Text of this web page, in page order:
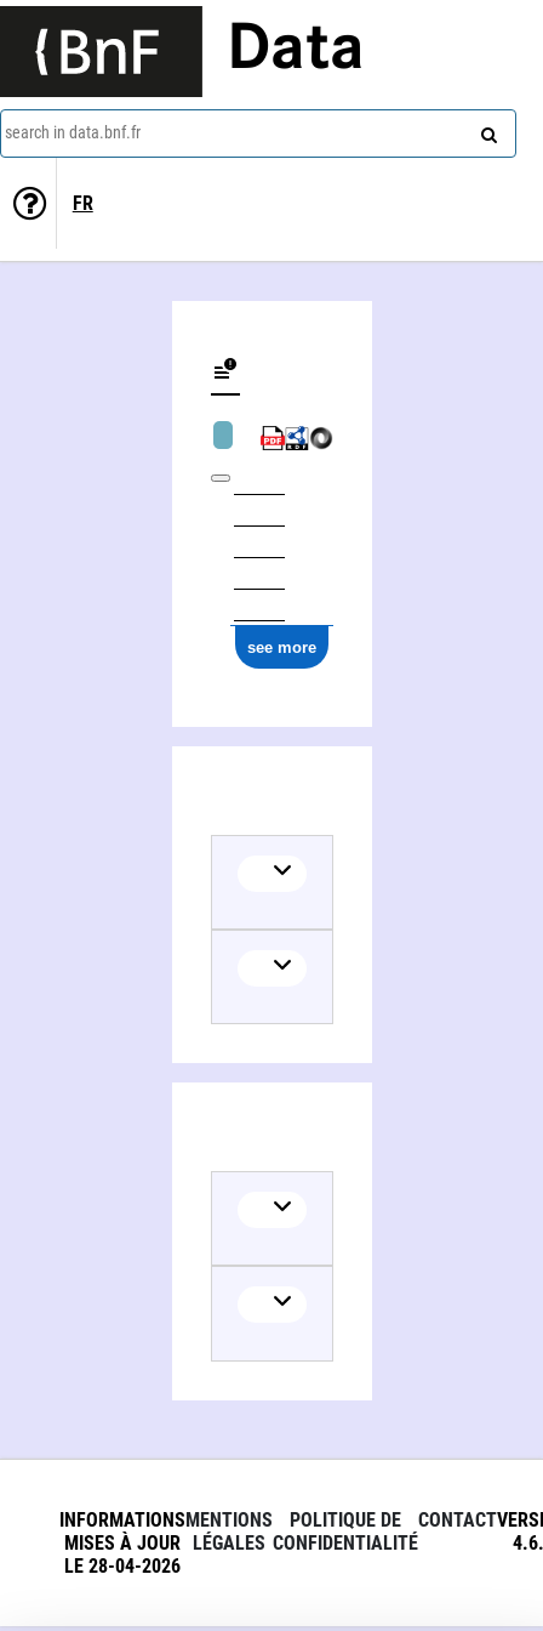
Data
search in data.bnf.fr
FR
see more
INFORMATIONS
MISES À JOUR
LE 28-04-2026
MENTIONS
LÉGALES
POLITIQUE DE
CONFIDENTIALITÉ
CONTACT